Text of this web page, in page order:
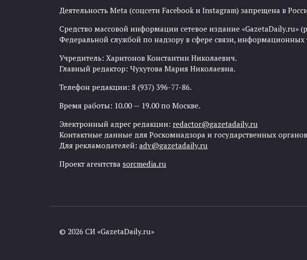
Деятельность Meta (соцсети Facebook и Instagram) запрещена в
Средство массовой информации сетевое издание «GazetaDaily.ru»
Федеральной службой по надзору в сфере связи,
Учредитель: Харитонов Константин Николаевич.
Главный редактор: Чухутова Мария Николаевна.
Телефон редакции: 8 (937) 396-77-86.
Время работы: 10.00 — 19.00 по Москве.
Электронный адрес редакции: redactor@gazetadaily.ru
Контактные данные для Роскомнадзора и государственных
Для рекламодателей: adv@gazetadaily.ru
Проект агентства sorcmedia.ru
© 2026 СИ «GazetaDaily.ru»